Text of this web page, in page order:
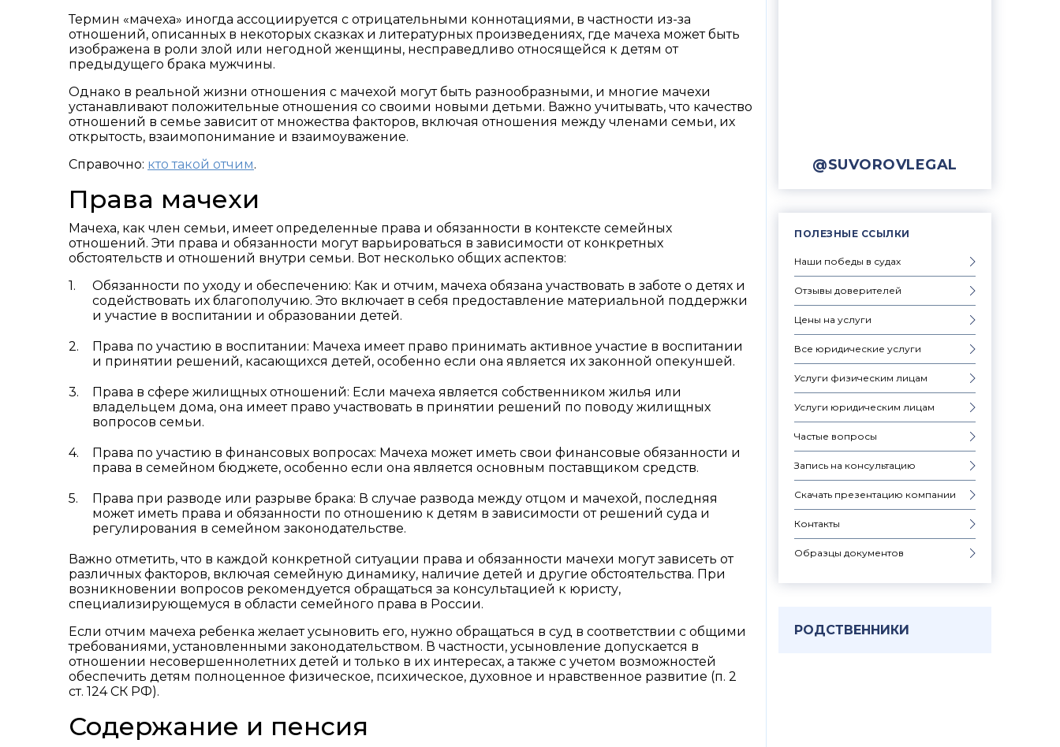
@SUVOROVLEGAL
ПОЛЕЗНЫЕ ССЫЛКИ
Наши победы в судах
Отзывы доверителей
Цены на услуги
Все юридические услуги
Услуги физическим лицам
Услуги юридическим лицам
Частые вопросы
Запись на консультацию
Скачать презентацию компании
Контакты
Образцы документов
РОДСТВЕННИКИ
Термин «мачеха» иногда ассоциируется с отрицательными коннотациями, в частности из-за
отношений, описанных в некоторых сказках и литературных произведениях, где мачеха может быть
изображена в роли злой или негодной женщины, несправедливо относящейся к детям от
предыдущего брака мужчины.
Однако в реальной жизни отношения с мачехой могут быть разнообразными, и многие мачехи
устанавливают положительные отношения со своими новыми детьми. Важно учитывать, что качество
отношений в семье зависит от множества факторов, включая отношения между членами семьи, их
открытость, взаимопонимание и взаимоуважение.
Справочно: кто такой отчим.
Права мачехи
Мачеха, как член семьи, имеет определенные права и обязанности в контексте семейных
отношений. Эти права и обязанности могут варьироваться в зависимости от конкретных
обстоятельств и отношений внутри семьи. Вот несколько общих аспектов:
Обязанности по уходу и обеспечению: Как и отчим, мачеха обязана участвовать в заботе о детях и
содействовать их благополучию. Это включает в себя предоставление материальной поддержки
и участие в воспитании и образовании детей.
Права по участию в воспитании: Мачеха имеет право принимать активное участие в воспитании
и принятии решений, касающихся детей, особенно если она является их законной опекуншей.
Права в сфере жилищных отношений: Если мачеха является собственником жилья или
владельцем дома, она имеет право участвовать в принятии решений по поводу жилищных
вопросов семьи.
Права по участию в финансовых вопросах: Мачеха может иметь свои финансовые обязанности и
права в семейном бюджете, особенно если она является основным поставщиком средств.
Права при разводе или разрыве брака: В случае развода между отцом и мачехой, последняя
может иметь права и обязанности по отношению к детям в зависимости от решений суда и
регулирования в семейном законодательстве.
Важно отметить, что в каждой конкретной ситуации права и обязанности мачехи могут зависеть от
различных факторов, включая семейную динамику, наличие детей и другие обстоятельства. При
возникновении вопросов рекомендуется обращаться за консультацией к юристу,
специализирующемуся в области семейного права в России.
Если отчим мачеха ребенка желает усыновить его, нужно обращаться в суд в соответствии с общими
требованиями, установленными законодательством. В частности, усыновление допускается в
отношении несовершеннолетних детей и только в их интересах, а также с учетом возможностей
обеспечить детям полноценное физическое, психическое, духовное и нравственное развитие (п. 2
ст. 124 СК РФ).
Содержание и пенсия